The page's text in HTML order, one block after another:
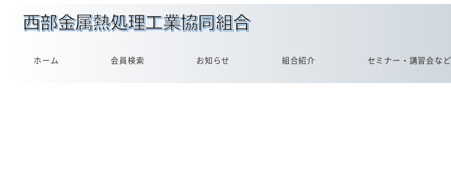
ホーム 会員検索 お知らせ 組合紹介 セミナー・講習会など